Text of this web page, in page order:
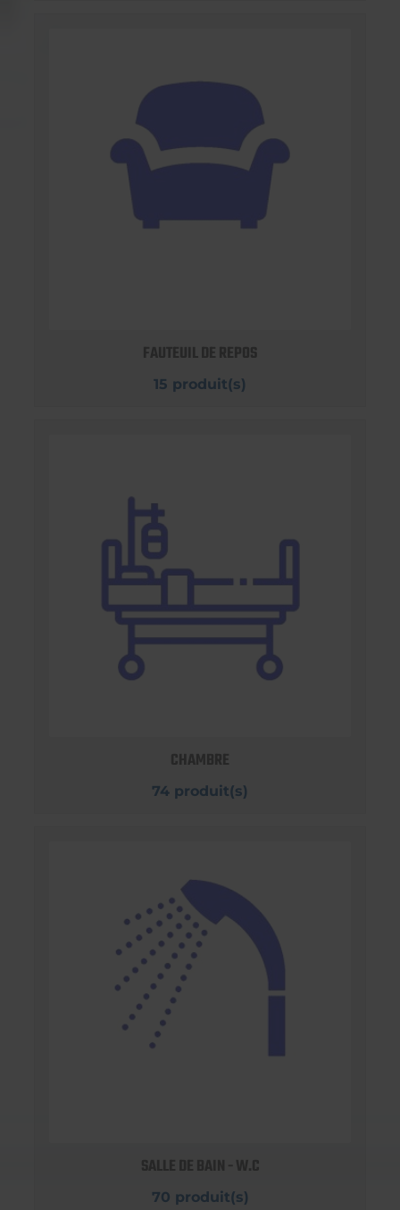
FAUTEUIL DE REPOS
15 produit(s)
CHAMBRE
74 produit(s)
SALLE DE BAIN - W.C
70 produit(s)